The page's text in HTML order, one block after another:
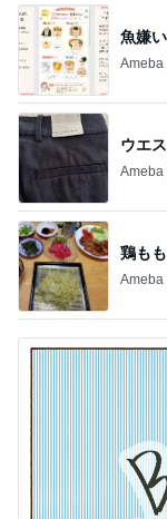
魚嫌
Ameba
ウエ
Ameba
鶏も
Ameba